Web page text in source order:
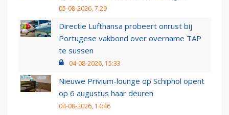
05-08-2026, 7:29
Directie Lufthansa probeert onrust bij
Portugese vakbond over overname TAP
te sussen
04-08-2026, 15:33
Nieuwe Privium-lounge op Schiphol opent
op 6 augustus haar deuren
04-08-2026, 14:46